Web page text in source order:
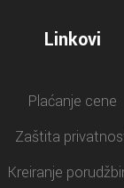
Linkovi
Plaćanje cene
Zaštita
Kreiranje